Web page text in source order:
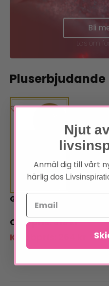
Bli
Läs om
Pluserbjudande
God energi
319kr
Klubbpris:
Njut
Anmäl dig till vårt
härlig dos